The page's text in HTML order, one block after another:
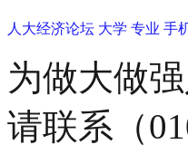
人大经济论坛 大学 专业 手
为做大做
请联系（